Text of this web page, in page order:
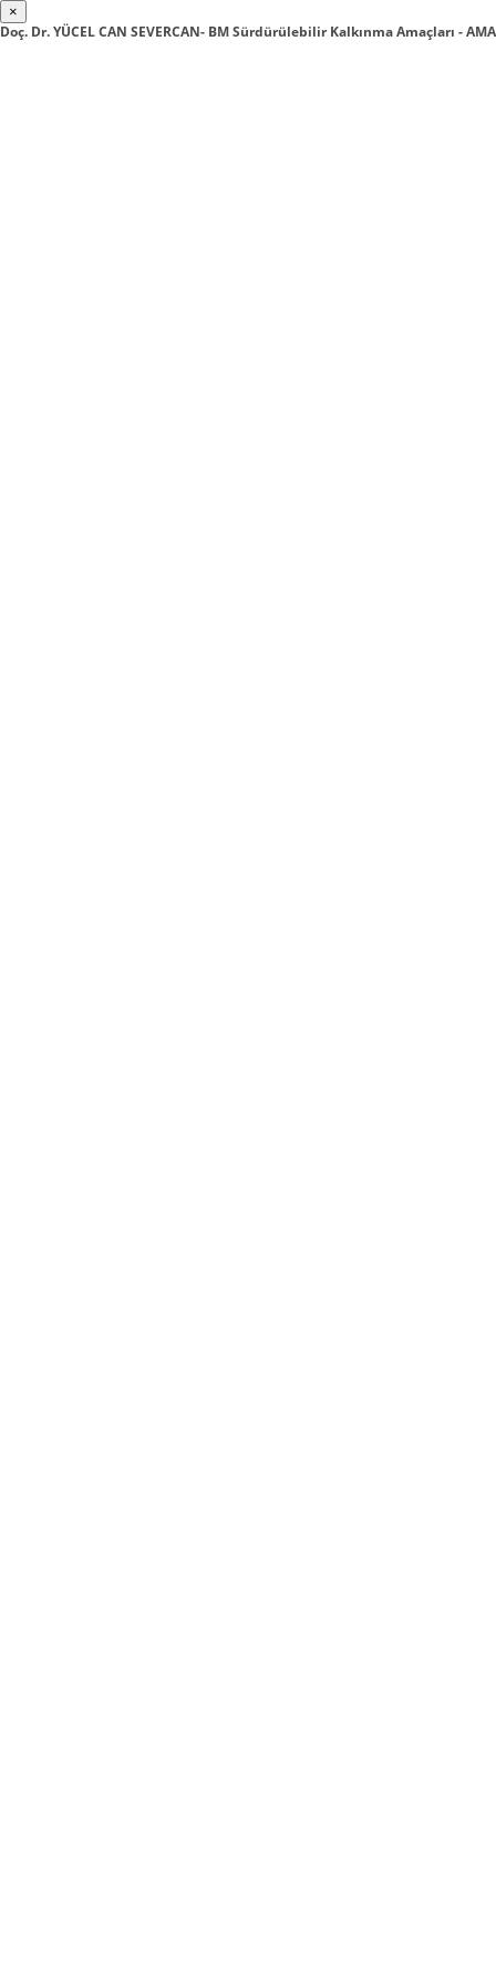
×
Doç. Dr. YÜCEL CAN SEVERCAN- BM Sürdürülebilir Kalkınma Amaçları -